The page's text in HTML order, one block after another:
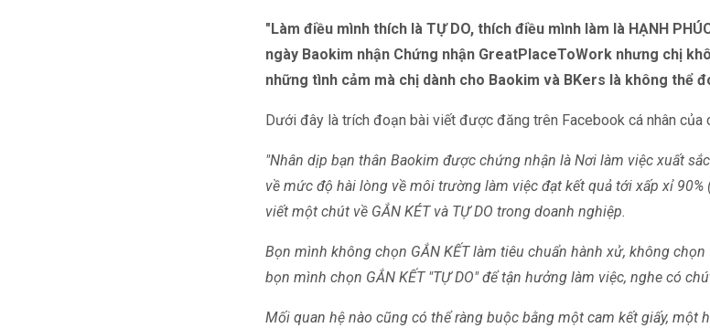
"Làm điều mình thích là TỰ DO, thích điều mình làm là HẠNH
ngày Baokim nhận Chứng nhận GreatPlaceToWork nhưng chị
những tình cảm mà chị dành cho Baokim và BKers là không thể
Dưới đây là trích đoạn bài viết được đăng trên Facebook cá nhân của
"Nhân dịp bạn thân Baokim được chứng nhận là Nơi làm việc xuất
về mức độ hài lòng về môi trường làm việc đạt kết quả tới xấp xỉ
viết một chút về GẮN KÉT và TỰ DO trong doanh nghiệp.
Bọn mình không chọn GẮN KẾT làm tiêu chuẩn hành xử, không
bọn mình chọn GẮN KẾT "TỰ DO" để tận hưởng làm việc, nghe có
Mối quan hệ nào cũng có thể ràng buộc bằng một cam kết giấy, một